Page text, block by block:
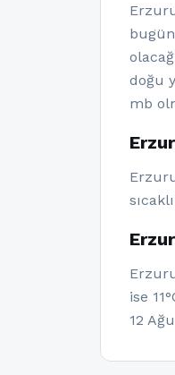
doğu
mb
ise
12